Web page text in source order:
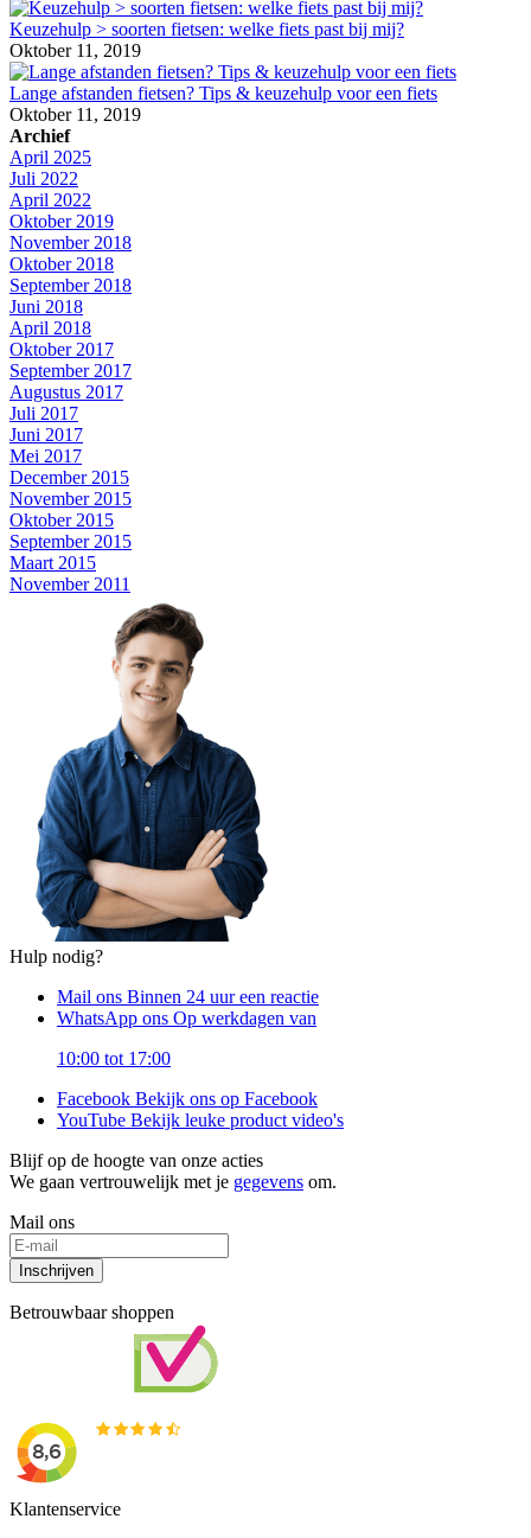
Keuzehulp > soorten fietsen: welke fiets past bij mij?
Oktober 11, 2019
Lange afstanden fietsen? Tips & keuzehulp voor een fiets
Oktober 11, 2019
Archief
April 2025
Juli 2022
April 2022
Oktober 2019
November 2018
Oktober 2018
September 2018
Juni 2018
April 2018
Oktober 2017
September 2017
Augustus 2017
Juli 2017
Juni 2017
Mei 2017
December 2015
November 2015
Oktober 2015
September 2015
Maart 2015
November 2011
Hulp nodig?
Mail ons Binnen 24 uur een reactie
WhatsApp ons Op werkdagen van
10:00 tot 17:00
Facebook Bekijk ons op Facebook
YouTube Bekijk leuke product video's
Blijf op de hoogte van onze acties
We gaan vertrouwelijk met je gegevens om.
Mail ons
Inschrijven
Betrouwbaar shoppen
Klantenservice